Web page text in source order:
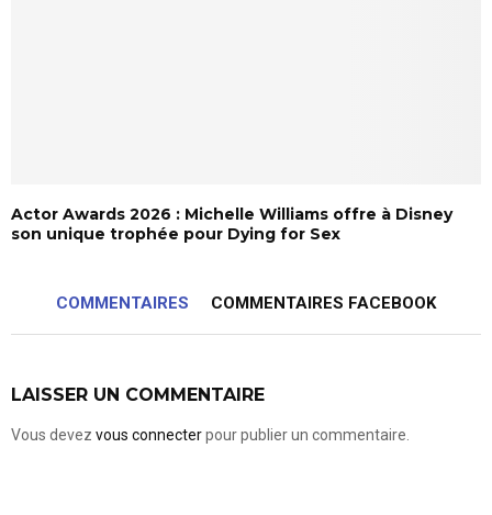
Actor Awards 2026 : Michelle Williams offre à Disney
son unique trophée pour Dying for Sex
COMMENTAIRES COMMENTAIRES FACEBOOK
LAISSER UN COMMENTAIRE
Vous devez vous connecterpour publier un commentaire.